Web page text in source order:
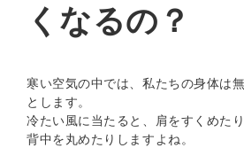
くなるの？
寒い空気の中では、私たちの身体は
とします。
冷たい風に当たると、肩をすくめた
背中を丸めたりしますよね。